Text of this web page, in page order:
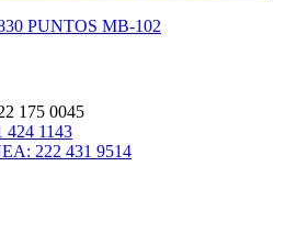
PUNTOS MB-102
175 0045
424 1143
222 431 9514